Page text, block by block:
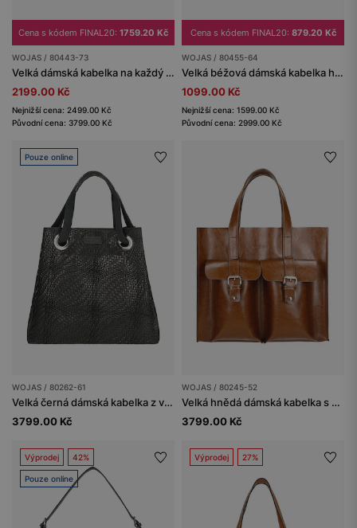
Cena s kódem FINAL20: 1759.20 Kč
WOJAS / 80443-73
Velká dámská kabelka na každý den z kombinovaných kůží
2199.00 Kč
Nejnižší cena: 2499.00 Kč
Původní cena: 3799.00 Kč
Cena s kódem FINAL20: 879.20 Kč
WOJAS / 80455-64
Velká béžová dámská kabelka hobo
1099.00 Kč
Nejnižší cena: 1599.00 Kč
Původní cena: 2999.00 Kč
Pouze online
WOJAS / 80262-61
Velká černá dámská kabelka z velurové kůže
3799.00 Kč
WOJAS / 80245-52
Velká hnědá dámská kabelka s vnějšími kapsami
3799.00 Kč
Výprodej 42%
Pouze online
Výprodej 27%